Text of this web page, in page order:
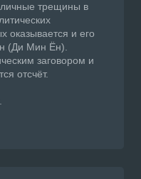
личные трещины в
оказывается и его
(Ди Мин Ён).
заговором и
отсчёт.